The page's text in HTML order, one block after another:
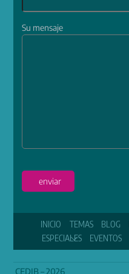
Su mensaje
enviar
INICIO TEMAS BLOG
ESPECIALES
EVENTOS
CEDIB – 2026